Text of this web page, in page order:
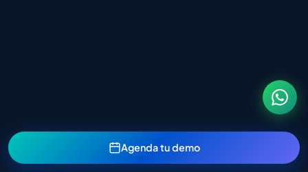
Agenda tu demo